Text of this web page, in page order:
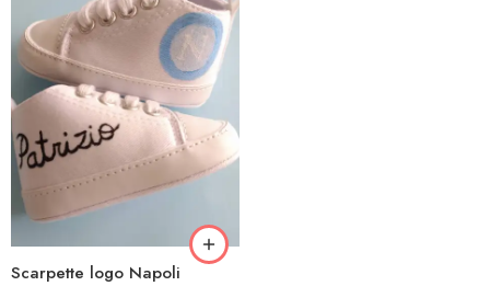
Scarpette logo Napoli